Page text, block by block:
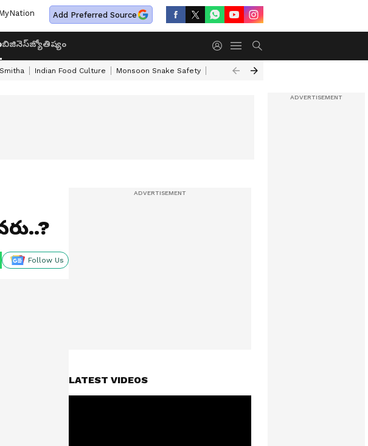
Add Preferred Source
బిజినెస్జ్యోతిష్యం
Indian Food Culture Monsoon Snake Safety Akkineni Nageswara Rao
Follow Us
LATEST VIDEOS